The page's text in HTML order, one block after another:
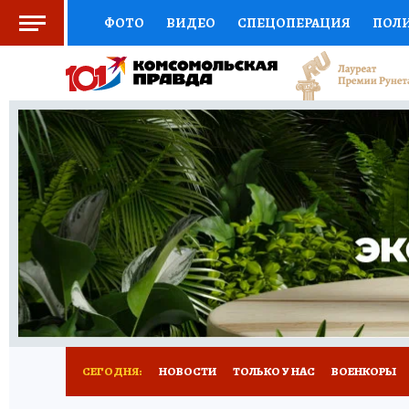
ФОТО ВИДЕО СПЕЦОПЕРАЦИЯ
СОЦПОДДЕРЖКА НАУКА СПОРТ
ВЫБОР ЭКСПЕРТОВ ДОКТОР
КНИЖНАЯ ПОЛКА ПРОГНОЗЫ НА СПОРТ
ПРЕСС-ЦЕНТР НЕДВИЖИМОСТЬ
РАДИО КП РЕКЛАМА ТЕСТЫ НОВОЕ
СЕГОДНЯ: НОВОСТИ ТОЛЬКО У НАС ВОЕНКОРЫ